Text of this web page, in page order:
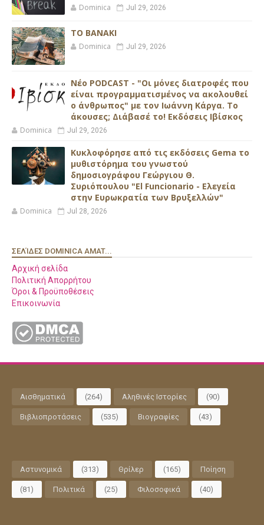
Dominica Jul 29, 2026
ΤΟ ΒΑΝΑΚΙ
Dominica Jul 29, 2026
Νέο PODCAST - "Οι μόνες διατροφές που
είναι προγραμματισμένος να ακολουθεί
ο άνθρωπος" με τον Ιωάννη Κάργα. Το
άκουσες; Διάβασέ το! Εκδόσεις Ιβίσκος
Dominica Jul 29, 2026
Κυκλοφόρησε από τις εκδόσεις Gema το
μυθιστόρημα του γνωστού
δημοσιογράφου Γεώργιου Θ.
Συριόπουλου "El Funcionario - Ελεγεία
στην Ευρωκρατία των Βρυξελλών"
Dominica Jul 28, 2026
ΣΕΛΊΔΕΣ DOMINICA AMAT...
Αρχική σελίδα
Πολιτική Απορρήτου
Όροι & Προϋποθέσεις
Επικοινωνία
Αισθηματικά (264) Αληθινές Ιστορίες (90)
Βιβλιοπροτάσεις (535) Βιογραφίες (43)
Αστυνομικά (313) Θρίλερ (165) Ποίηση
(81) Πολιτικά (25) Φιλοσοφικά (40)